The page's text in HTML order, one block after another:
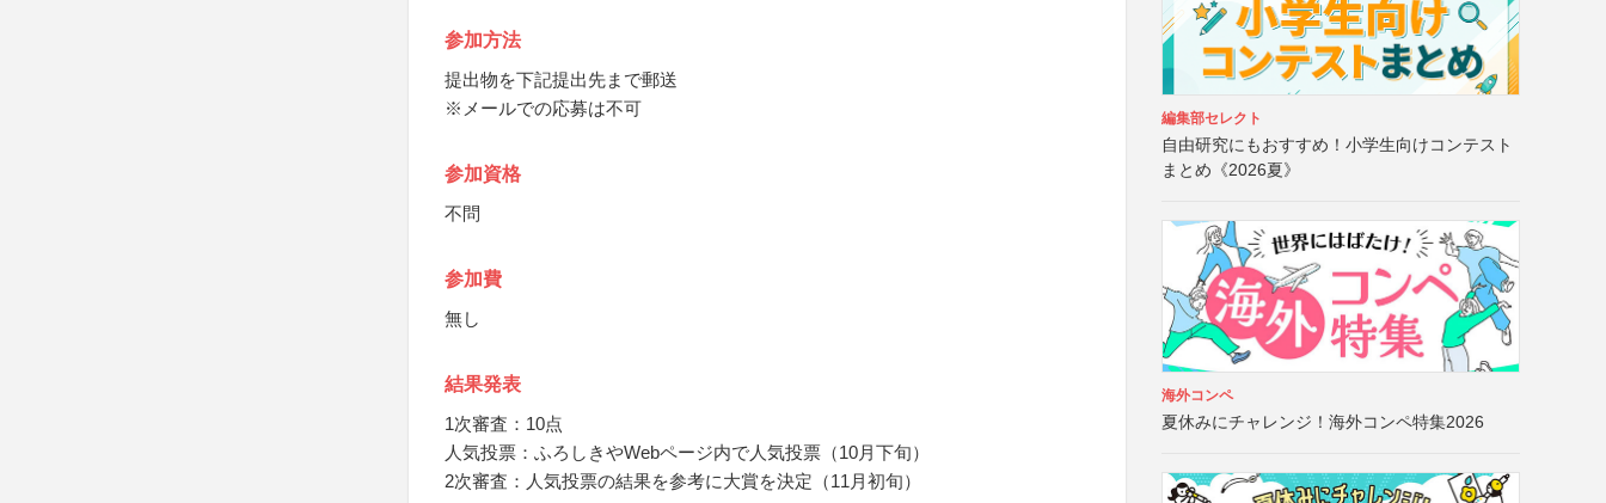
参加方法
提出物を下記提出先まで郵送
※メールでの応募は不可
参加資格
不問
参加費
無し
結果発表
1次審査：10点
人気投票：ふろしきやWebページ内で人気投票（10月下旬）
2次審査：人気投票の結果を参考に大賞を決定（11月初旬）
編集部セレクト
自由研究にもおすすめ！小学生向けコンテスト
まとめ《2026夏》
海外コンペ
夏休みにチャレンジ！海外コンペ特集2026